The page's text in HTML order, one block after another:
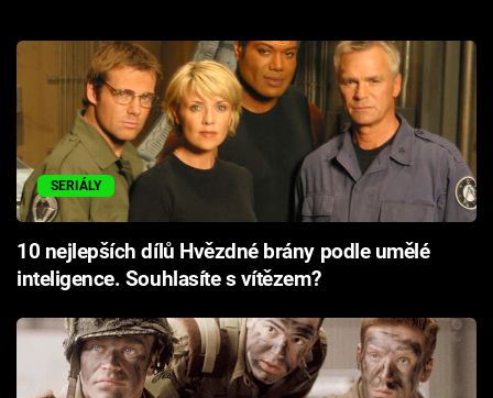
SERIÁLY
10 nejlepších dílů Hvězdné brány podle umělé
inteligence. Souhlasíte s vítězem?